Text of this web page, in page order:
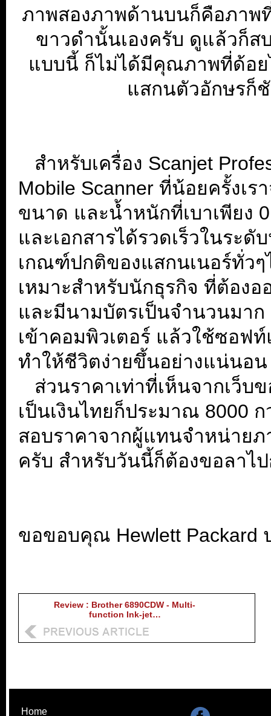
ภาพสองภาพด้านบนก็คือภาพ
ขาวดำนั้นเองครับ ดูแล้วก็ส
แบบนี้ ก็ไม่ได้มีคุณภาพที่ด้อย
แสกนตัวอักษรก็
สำหรับเครื่อง Scanjet
Mobile Scanner ที่น้อยครั้งเ
ขนาด และน้ำหนักที่เบาเพียง
และเอกสารได้รวดเร็วในระ
เกณฑ์ปกติของแสกนเนอร์ทั่วๆ
เหมาะสำหรับนักธุรกิจ ที่ต้อง
และมีนามบัตรเป็นจำนวนมา
เข้าคอมพิวเตอร์ แล้วใช้ซอฟ
ทำให้ชีวิตง่ายขึ้นอย่างแน่นอน
ส่วนราคาเท่าที่เห็นจากเว็บ
เป็นเงินไทยก็ประมาณ 8000
สอบราคาจากผู้แทนจำหน่าย
ครับ สำหรับวันนี้ก็ต้องขอลาไ
ขอขอบคุณ Hewlett Packard
Review : Brother 6890CDW - Multi-
function Ink-jet…
Home